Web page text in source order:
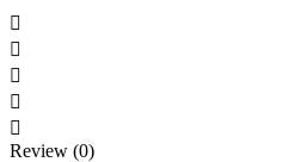





Review (0)